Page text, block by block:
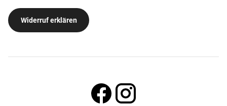
Widerruf erklären